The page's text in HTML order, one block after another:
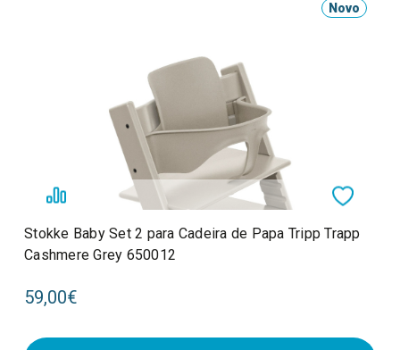
Novo
Stokke Baby Set 2 para Cadeira de Papa Tripp Trapp
Cashmere Grey 650012
59,00€